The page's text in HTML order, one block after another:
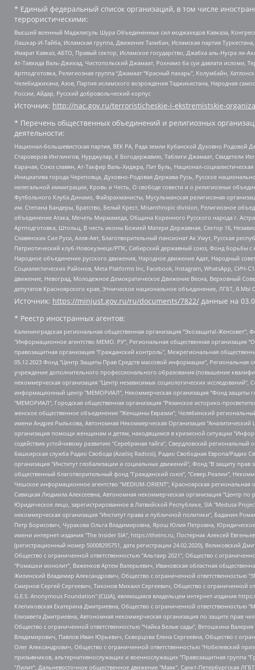
* Единый федеральный список организаций, в том числе
террористическими:
Высший военный Маджлисуль Шура Объединенных сил моджахедов Кавказа,
Лашкар-И-Тайба, Исламская группа, Движение Талибан, Исламская партия
Имарат Кавказ, АБТО, Правый сектор, Исламское государство, Джабха аль-Нусра
Ат-Тавхида Валь-Джихад, Чистопольский Джамаат, Рохнамо ба суи давлати исломи,
Артподготовка, Религиозная группа “Джамаат “Красный пахарь”, Колумбайн,
Челебиджихана, Азов, Партия исламского возрождения Таджикистана, Народная
России, Айдар, Русский добровольческий корпус
Источник: http://nac.gov.ru/terroristicheskie-i-ekstremistskie-
* Перечень общественных объединений и религиозных
деятельности:
Национал-большевистская партия, ВЕК РА, Рада земли Кубанской Духовно
Староверов-Инглингов, Нурджулар, К Богодержавию, Таблиги Джамаат, Свидетели
Карачая, Союз славян, Ат-Такфир Валь-Хиджра, Пит Буль, Национал-
Инициатива города Череповца, Духовно-Родовая Держава Русь, Русское
нелегальной иммиграции, Кровь и Честь, О свободе совести и о религиозных
Футбольного Клуба Динамо, Файзрахманисты, Мусульманская религиозная
им. Степана Бандеры, Братство, Белый Крест, Misanthropic division, Религиозное
объединение Атака, Мечеть Мирмамеда, Община Коренного Русского народа г.
Артподготовка, Штольц, В честь иконы Божией Матери Державная, Сектор 16,
Славянских Сил Руси, Алля-Аят, Благотворительный пансионат Ак Умут, Русская
Патриотический клуб-Новокузнецк/РПК, Сибирский державный союз, Фонд борьбы
Народное объединение русского движения, Народное движение Адат, Народный
Социалистических Районов, Meta Platforms Inc, Facebook, Instagram, WhatsApp, СИЧ-
движение, Невоград, Молодежное Демократическое Движение Весна, Верховный
депутатов Красноярского края, Этническое национальное объединение, ЛГБТ, Я.МЫ
Источник: https://minjust.gov.ru/ru/documents/7822/ данные на
* Реестр иностранных агентов:
Калининградская региональная общественная организация "Экозащита!-Женсовет", Фонд содействия защите прав и свобод граждан "Общественный вердикт", Фонд "Институт Развития Свободы Информации", Частное учреждение "Информационное агентство МЕМО. РУ", Региональная общественная организация "Общественная комиссия по сохранению наследия академика Сахарова", Фонд поддержки свободы прессы, Санкт-Петербургская общественная правозащитная организация "Гражданский контроль", Межрегиональная общественная организация "Информационно-просветительский центр "Мемориал", Региональный Фонд "Центр Защиты Прав Средств Массовой Информации", с 05.12.2023 Фонд "Центр Защиты Прав Средств массовой информации", Региональная общественная благотворительная организация помощи беженцам и мигрантам "Гражданское содействие", Негосударственное образовательное учреждение дополнительного профессионального образования (повышение квалификации) специалистов "АКАДЕМИЯ ПО ПРАВАМ ЧЕЛОВЕКА", Свердловская региональная общественная организация "Сутяжник", Автономная некоммерческая организация "Центр независимых социологических исследований", Союз общественных объединений "Российский исследовательский центр по правам человека", Региональное общественное учреждение научно-информационный центр "МЕМОРИАЛ", Некоммерческая организация "Фонд защиты гласности", Автономная некоммерческая организация "Институт прав человека", Городская общественная организация "Екатеринбургское общество "МЕМОРИАЛ", Городская общественная организация "Рязанское историко-просветительское и правозащитное общество "Мемориал" (Рязанский Мемориал), Челябинский региональный орган общественной самодеятельности – женское общественное объединение "Женщины Евразии", Челябинский региональный орган общественной самодеятельности "Уральская правозащитная группа", Фонд содействия защите здоровья и социальной справедливости имени Андрея Рылькова, Автономная Некоммерческая Организация "Аналитический Центр Юрия Левады", Автономная некоммерческая организация социальной поддержки населения "Проект Апрель", Региональная общественная организация помощи женщинам и детям, находящимся в кризисной ситуации "Информационно-методический центр "Анна", Фонд содействия развитию массовых коммуникаций и правовому просвещению "Так-так-Так", Фонд содействия устойчивому развитию "Серебряная тайга", Свердловский региональный общественный фонд социальных проектов "Новое время", "Idel.Реалии", Кавказ.Реалии, Крым.Реалии, Телеканал Настоящее Время, Татаро-башкирская служба Радио Свобода (Azatliq Radiosi), Радио Свободная Европа/Радио Свобода (PCE/PC), "Сибирь.Реалии", "Фактограф", Благотворительный фонд помощи осужденным и их семьям, Автономная некоммерческая организация "Институт глобализации и социальных движений", Фонд "В защиту прав заключенных", Частное учреждение "Центр поддержки и содействия развитию средств массовой информации", Пензенский региональный общественный благотворительный фонд "Гражданский союз", "Север.Реалии", Некоммерческая организация Фонд "Правовая инициатива", Общество с ограниченной ответственностью "Радио Свободная Европа/Радио Свобода", Чешское информационное агентство "MEDIUM-ORIENT", Красноярская региональная общественная организация "Мы против СПИДа", Камалягин Денис Николаевич, Маркелов Сергей Евгеньевич, Пономарев Лев Александрович, Савицкая Людмила Алексеевна, Автономная некоммерческая организация "Центр по работе с проблемой насилия "НАСИЛИЮ.НЕТ", Межрегиональный профессиональный союз работников здравоохранения "Альянс врачей", Юридическое лицо, зарегистрированное в Латвийской Республике, SIA "Medusa Project" (регистрационный номер 40103797863, дата